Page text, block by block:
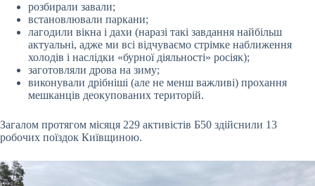
розбирали завали;
встановлювали паркани;
лагодили вікна і дахи (наразі такі завдання найбільш
актуальні, адже ми всі відчуваємо стрімке наближення
холодів і наслідки «бурної діяльності» росіяк);
заготовляли дрова на зиму;
виконували дрібніші (але не менш важливі) прохання
мешканців деокупованих територій.
Загалом протягом місяця 229 активістів Б50 здійснили 13
робочих поїздок Київщиною.